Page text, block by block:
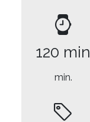
120 min
min.